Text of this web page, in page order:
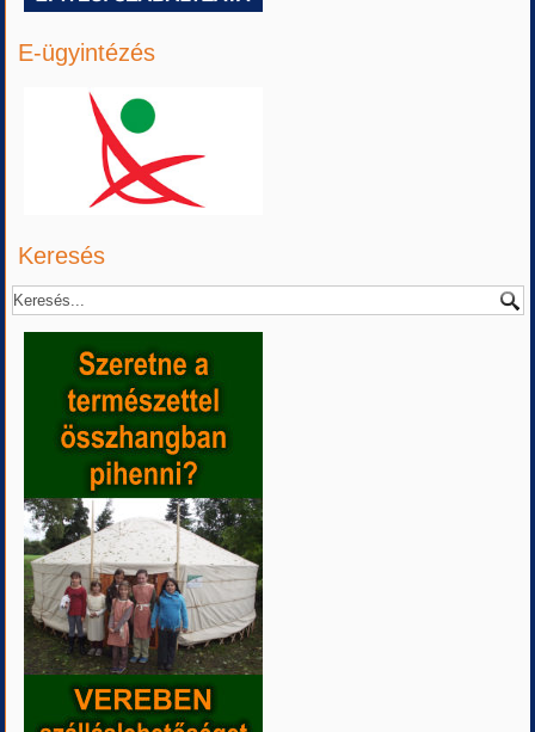
E-ügyintézés
Keresés